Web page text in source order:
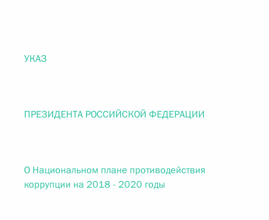
УКАЗ
ПРЕЗИДЕНТА РОССИЙСКОЙ ФЕДЕРАЦИИ
О Национальном плане противодействия
коррупции на 2018 - 2020 годы